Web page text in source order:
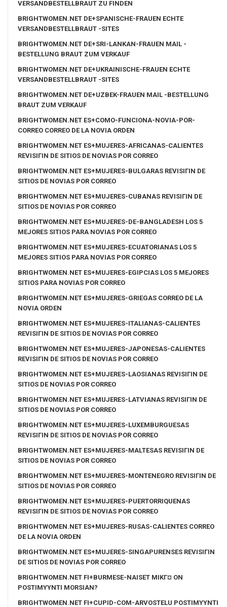
VERSANDBESTELLBRAUT ZU FINDEN
BRIGHTWOMEN.NET DE+SPANISCHE-FRAUEN ECHTE
VERSANDBESTELLBRAUT -SITES
BRIGHTWOMEN.NET DE+SRI-LANKAN-FRAUEN MAIL -
BESTELLUNG BRAUT ZUM VERKAUF
BRIGHTWOMEN.NET DE+UKRAINISCHE-FRAUEN ECHTE
VERSANDBESTELLBRAUT -SITES
BRIGHTWOMEN.NET DE+UZBEK-FRAUEN MAIL -BESTELLUNG
BRAUT ZUM VERKAUF
BRIGHTWOMEN.NET ES+COMO-FUNCIONA-NOVIA-POR-
CORREO CORREO DE LA NOVIA ORDEN
BRIGHTWOMEN.NET ES+MUJERES-AFRICANAS-CALIENTES
REVISIГІN DE SITIOS DE NOVIAS POR CORREO
BRIGHTWOMEN.NET ES+MUJERES-BULGARAS REVISIГІN DE
SITIOS DE NOVIAS POR CORREO
BRIGHTWOMEN.NET ES+MUJERES-CUBANAS REVISIГІN DE
SITIOS DE NOVIAS POR CORREO
BRIGHTWOMEN.NET ES+MUJERES-DE-BANGLADESH LOS 5
MEJORES SITIOS PARA NOVIAS POR CORREO
BRIGHTWOMEN.NET ES+MUJERES-ECUATORIANAS LOS 5
MEJORES SITIOS PARA NOVIAS POR CORREO
BRIGHTWOMEN.NET ES+MUJERES-EGIPCIAS LOS 5 MEJORES
SITIOS PARA NOVIAS POR CORREO
BRIGHTWOMEN.NET ES+MUJERES-GRIEGAS CORREO DE LA
NOVIA ORDEN
BRIGHTWOMEN.NET ES+MUJERES-ITALIANAS-CALIENTES
REVISIГІN DE SITIOS DE NOVIAS POR CORREO
BRIGHTWOMEN.NET ES+MUJERES-JAPONESAS-CALIENTES
REVISIГІN DE SITIOS DE NOVIAS POR CORREO
BRIGHTWOMEN.NET ES+MUJERES-LAOSIANAS REVISIГІN DE
SITIOS DE NOVIAS POR CORREO
BRIGHTWOMEN.NET ES+MUJERES-LATVIANAS REVISIГІN DE
SITIOS DE NOVIAS POR CORREO
BRIGHTWOMEN.NET ES+MUJERES-LUXEMBURGUESAS
REVISIГІN DE SITIOS DE NOVIAS POR CORREO
BRIGHTWOMEN.NET ES+MUJERES-MALTESAS REVISIГІN DE
SITIOS DE NOVIAS POR CORREO
BRIGHTWOMEN.NET ES+MUJERES-MONTENEGRO REVISIГІN DE
SITIOS DE NOVIAS POR CORREO
BRIGHTWOMEN.NET ES+MUJERES-PUERTORRIQUENAS
REVISIГІN DE SITIOS DE NOVIAS POR CORREO
BRIGHTWOMEN.NET ES+MUJERES-RUSAS-CALIENTES CORREO
DE LA NOVIA ORDEN
BRIGHTWOMEN.NET ES+MUJERES-SINGAPURENSES REVISIГІN
DE SITIOS DE NOVIAS POR CORREO
BRIGHTWOMEN.NET FI+BURMESE-NAISET MIKГ¤ ON
POSTIMYYNTI MORSIAN?
BRIGHTWOMEN.NET FI+CUPID-COM-ARVOSTELU POSTIMYYNTI